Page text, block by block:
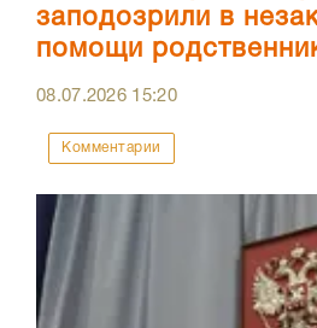
заподозрили в
помощи
08.07.2026 15:20
Комментарии